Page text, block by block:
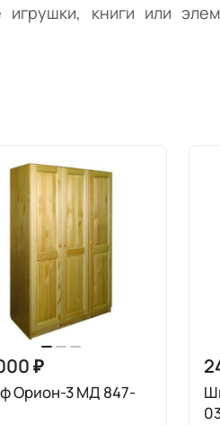
книги или
₽
Орион-3 МД 847-